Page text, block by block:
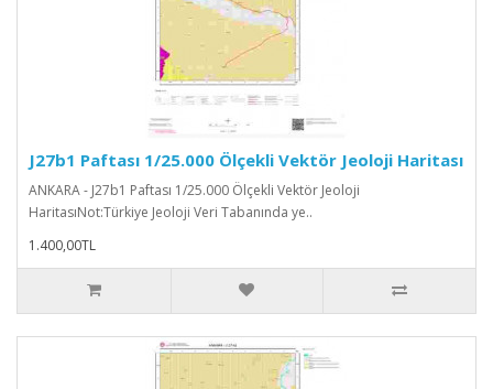
J27b1 Paftası 1/25.000 Ölçekli Vektör Jeoloji Haritası
ANKARA - J27b1 Paftası 1/25.000 Ölçekli Vektör Jeoloji
HaritasıNot:Türkiye Jeoloji Veri Tabanında ye..
1.400,00TL